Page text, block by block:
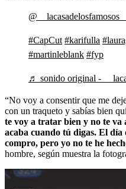
#CapCut #karifulla
#martinleblank #fyp
♬ sonido original -
“No voy a consentir que me
con un traqueto y sabías bien
te voy a tratar bien y no te va
acaba cuando tú digas. El día
compro, pero yo no te he
hombre, según muestra la